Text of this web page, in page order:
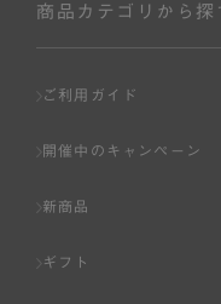
商品カテゴリから探
ご利用ガイド
開催中のキャンペーン
新商品
ギフト